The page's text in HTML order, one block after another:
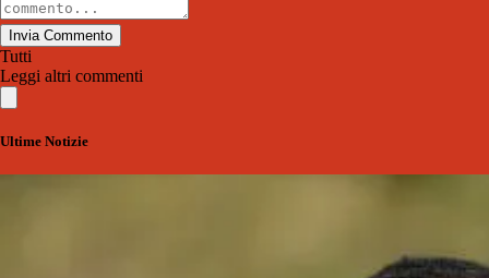
Invia Commento
Tutti
Leggi altri commenti
Ultime Notizie